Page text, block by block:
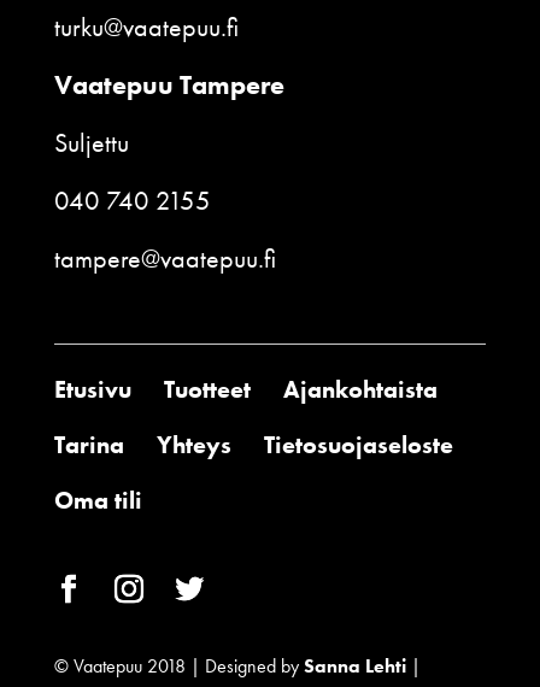
turku@vaatepuu.fi
Vaatepuu Tampere
Suljettu
040 740 2155
tampere@vaatepuu.fi
Etusivu Tuotteet
Ajankohtaista
Tarina
Yhteys
Tietosuojaseloste
Oma tili
© Vaatepuu 2018 | Designed bySanna Lehti|